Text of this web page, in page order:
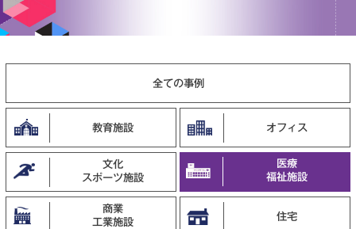
全ての事例
教育施設 オフィス
文化
スポーツ施設
医療
福祉施設
商業
工業施設
住宅